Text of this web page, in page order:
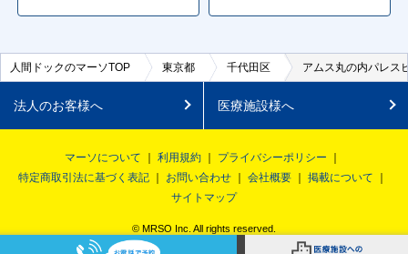
人間ドックのマーソTOP 東京都 千代田区 アムス丸の内パレス
法人のお客様へ 医療施設様へ
マーソについて 利用規約
プライバシーポリシー
特定商取引法に基づく表記
お問い合わせ 会社概要
掲載について
サイトマップ
© MRSO Inc. All rights reserved.